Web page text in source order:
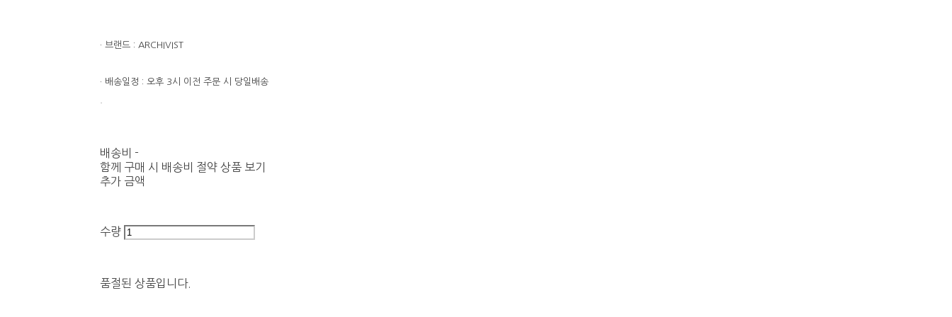
· 브랜드 : ARCHIVIST
· 배송일정 : 오후 3시 이전 주문 시 당일배송
배송비 -
함께 구매 시 배송비 절약 상품 보기
추가 금액
수량
품절된 상품입니다.